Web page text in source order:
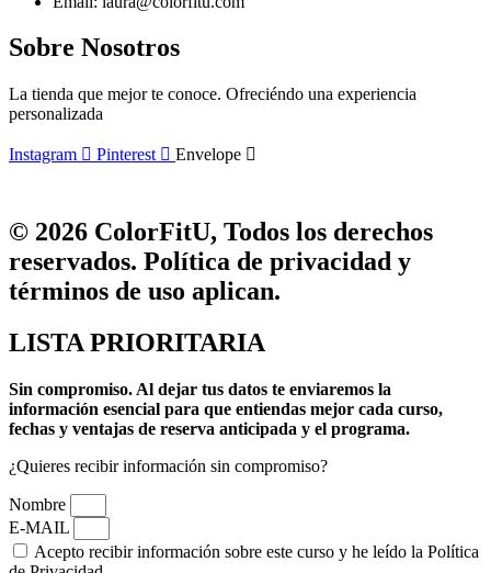
Sobre Nosotros
La tienda que mejor te conoce. Ofreciéndo una experiencia
personalizada
Instagram Pinterest Envelope
© 2026 ColorFitU, Todos los derechos
reservados. Política de privacidad y
términos de uso aplican.
LISTA PRIORITARIA
Sin compromiso. Al dejar tus datos te enviaremos la
información esencial para que entiendas mejor cada curso,
fechas y ventajas de reserva anticipada y el programa.
¿Quieres recibir información sin compromiso?
Nombre
E-MAIL
Acepto recibir información sobre este curso y he leído la Política